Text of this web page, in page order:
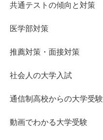
共通テストの傾向と対策
医学部対策
推薦対策・面接対策
社会人の大学入試
通信制高校からの大学受験
動画でわかる大学受験